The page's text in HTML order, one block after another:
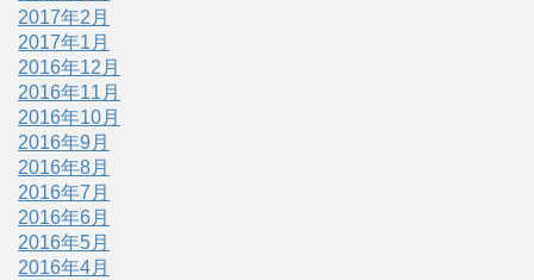
2017年2月
2017年1月
2016年12月
2016年11月
2016年10月
2016年9月
2016年8月
2016年7月
2016年6月
2016年5月
2016年4月